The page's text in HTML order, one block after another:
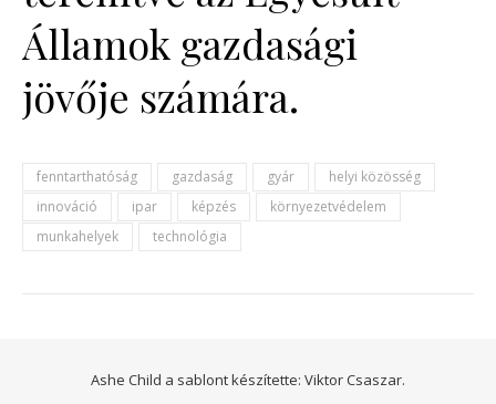
Államok gazdasági
jövője számára.
fenntarthatóság gazdaság gyár
helyi közösség
innováció
ipar képzés
környezetvédelem
munkahelyek
technológia
Ashe Child a sablont készítette: Viktor Csaszar.